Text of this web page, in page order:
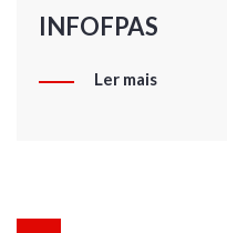
INFOFPAS
Ler mais